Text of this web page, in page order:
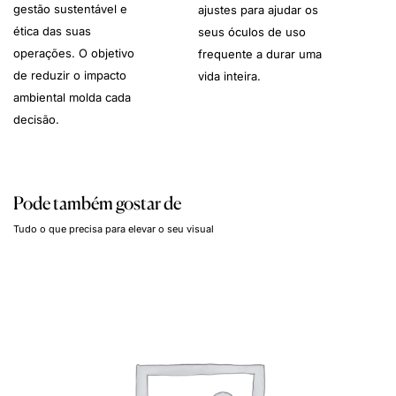
gestão sustentável e
ética das suas
operações. O objetivo
de reduzir o impacto
ambiental molda cada
decisão.
ajustes para ajudar os
seus óculos de uso
frequente a durar uma
vida inteira.
Pode também gostar de
Tudo o que precisa para elevar o seu visual